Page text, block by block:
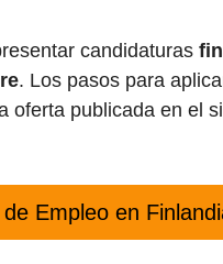
candidaturas
. Los pasos para
oferta publicada en el
Empleo en